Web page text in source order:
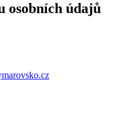
osobních údajů